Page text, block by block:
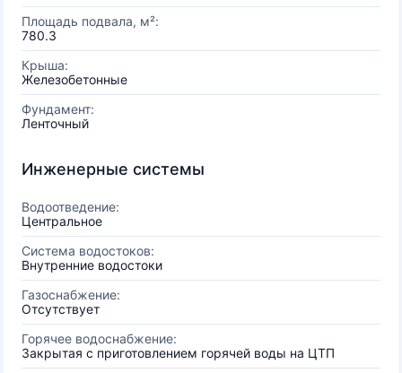
Площадь подвала, м²:
780.3
Крыша:
Железобетонные
Фундамент:
Ленточный
Инженерные системы
Водоотведение:
Центральное
Система водостоков:
Внутренние водостоки
Газоснабжение:
Отсутствует
Горячее водоснабжение:
Закрытая с приготовлением горячей воды на ЦТП